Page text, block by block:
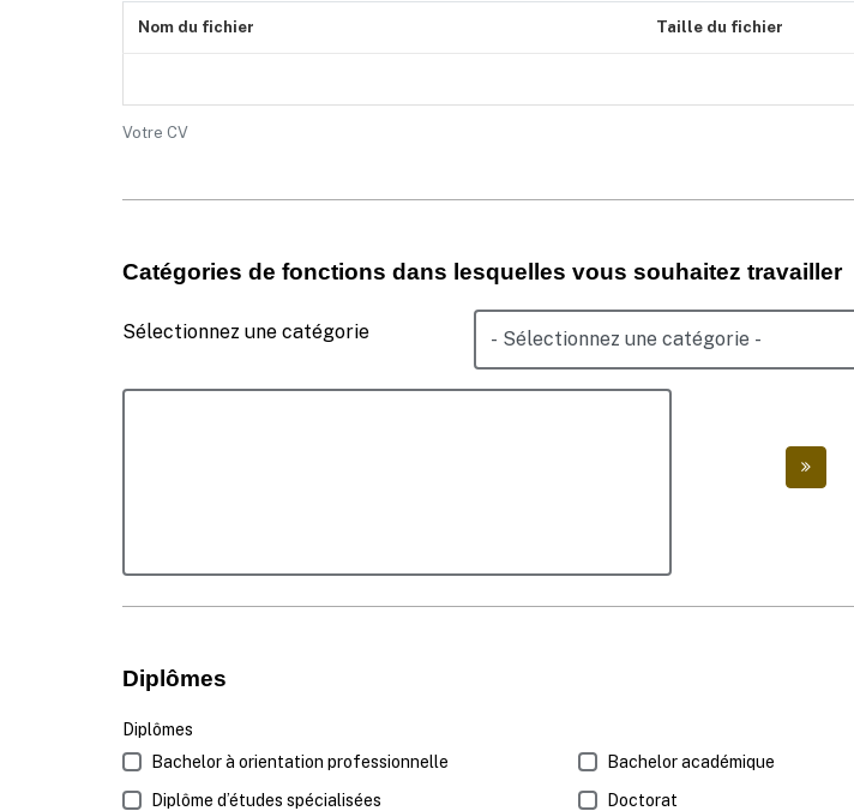
Votre CV
Nom du fichier Taille du fichier
Catégories de fonctions dans lesquelles vous souhaitez travailler
Sélectionnez une catégorie
Ajouter
Diplômes
Diplômes
Bachelor à orientation professionnelle
Bachelor académique
Diplôme d’études spécialisées
Doctorat